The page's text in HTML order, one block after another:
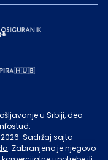
u Srbiji, deo
2026. Sadržaj sajta
. Zabranjeno je njegovo